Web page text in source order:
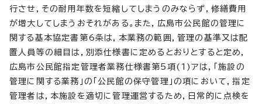
行させ，その耐用年数を短縮してしまうのみならず，修繕費用
が増大してしまうおそれがある。また，広島市公民館の管理に
関する基本協定書第6条は，本業務の範囲，管理の基準又は配
置人員等の細目は，別添仕様書に定めるとおりとすると定め，
広島市公民館指定管理者業務仕様書第5項(1)アは，「施設の
管理に関する業務」の「公民館の保守管理」の項において，指定
管理者は，本施設を適切に管理運営するため，日常的に点検を